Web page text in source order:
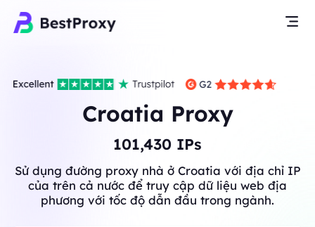
Croatia Proxy
101,430 IPs
Sử dụng đường proxy nhà ở Croatia với địa chỉ IP
của trên cả nước để truy cập dữ liệu web địa
phương với tốc độ dẫn đầu trong ngành.